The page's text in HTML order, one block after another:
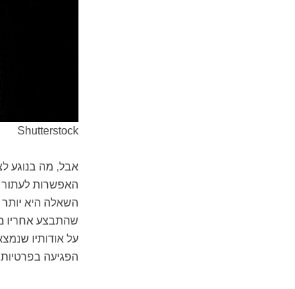
Shutterstock
אבל, מה בנוגע
האפשרות
השאלה היא
שהתבצע אחריו
על אודותיו
הפגיעה